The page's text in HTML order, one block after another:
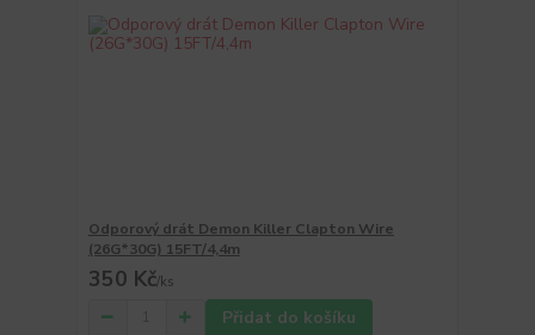
Odporový drát Demon Killer Clapton Wire
(26G*30G) 15FT/4,4m
350 Kč/ks
Přidat do košíku